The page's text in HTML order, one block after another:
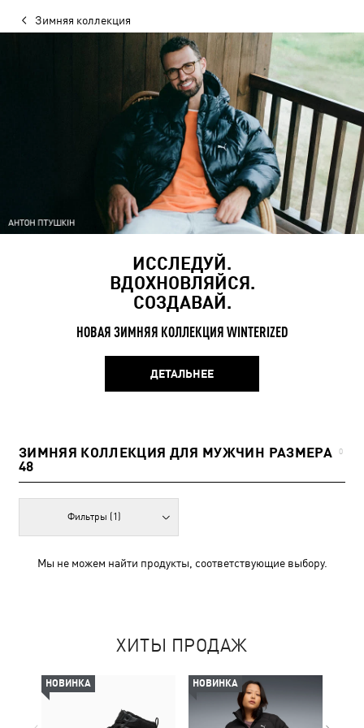
Зимняя коллекция
ИССЛЕДУЙ.
ВДОХНОВЛЯЙСЯ.
СОЗДАВАЙ.
НОВАЯ ЗИМНЯЯ КОЛЛЕКЦИЯ WINTERIZED
ДЕТАЛЬНЕЕ
ЗИМНЯЯ КОЛЛЕКЦИЯ ДЛЯ МУЖЧИН РАЗМЕРА
48
0
Фильтры (1)
Мы не можем найти продукты, соответствующие выбору.
ХИТЫ ПРОДАЖ
НОВИНКА НОВИНКА